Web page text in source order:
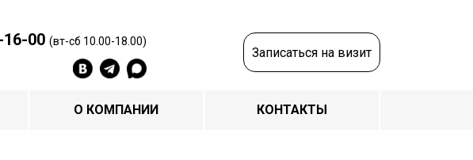
16-00 (вт-сб 10.00-18.00)
Записаться на визит
О КОМПАНИИ КОНТАКТЫ